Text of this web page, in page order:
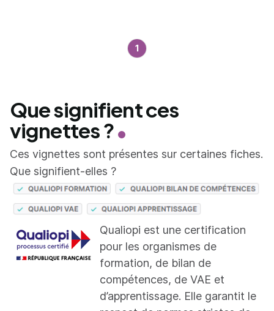
1
Que signifient ces
vignettes ?
Ces vignettes sont présentes sur certaines fiches.
Que signifient-elles ?
Qualiopi est une certification
pour les organismes de
formation, de bilan de
compétences, de VAE et
d’apprentissage. Elle garantit le